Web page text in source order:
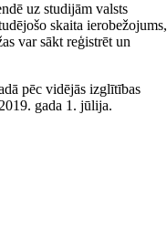
uz studijām valsts
skaita ierobežojums,
var sākt reģistrēt un
pēc vidējās izglītības
gada 1. jūlija.